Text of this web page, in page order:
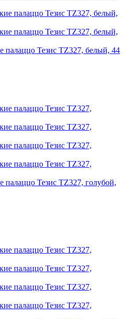
Тезис TZ327, белый, 44
Тезис TZ327, голубой,